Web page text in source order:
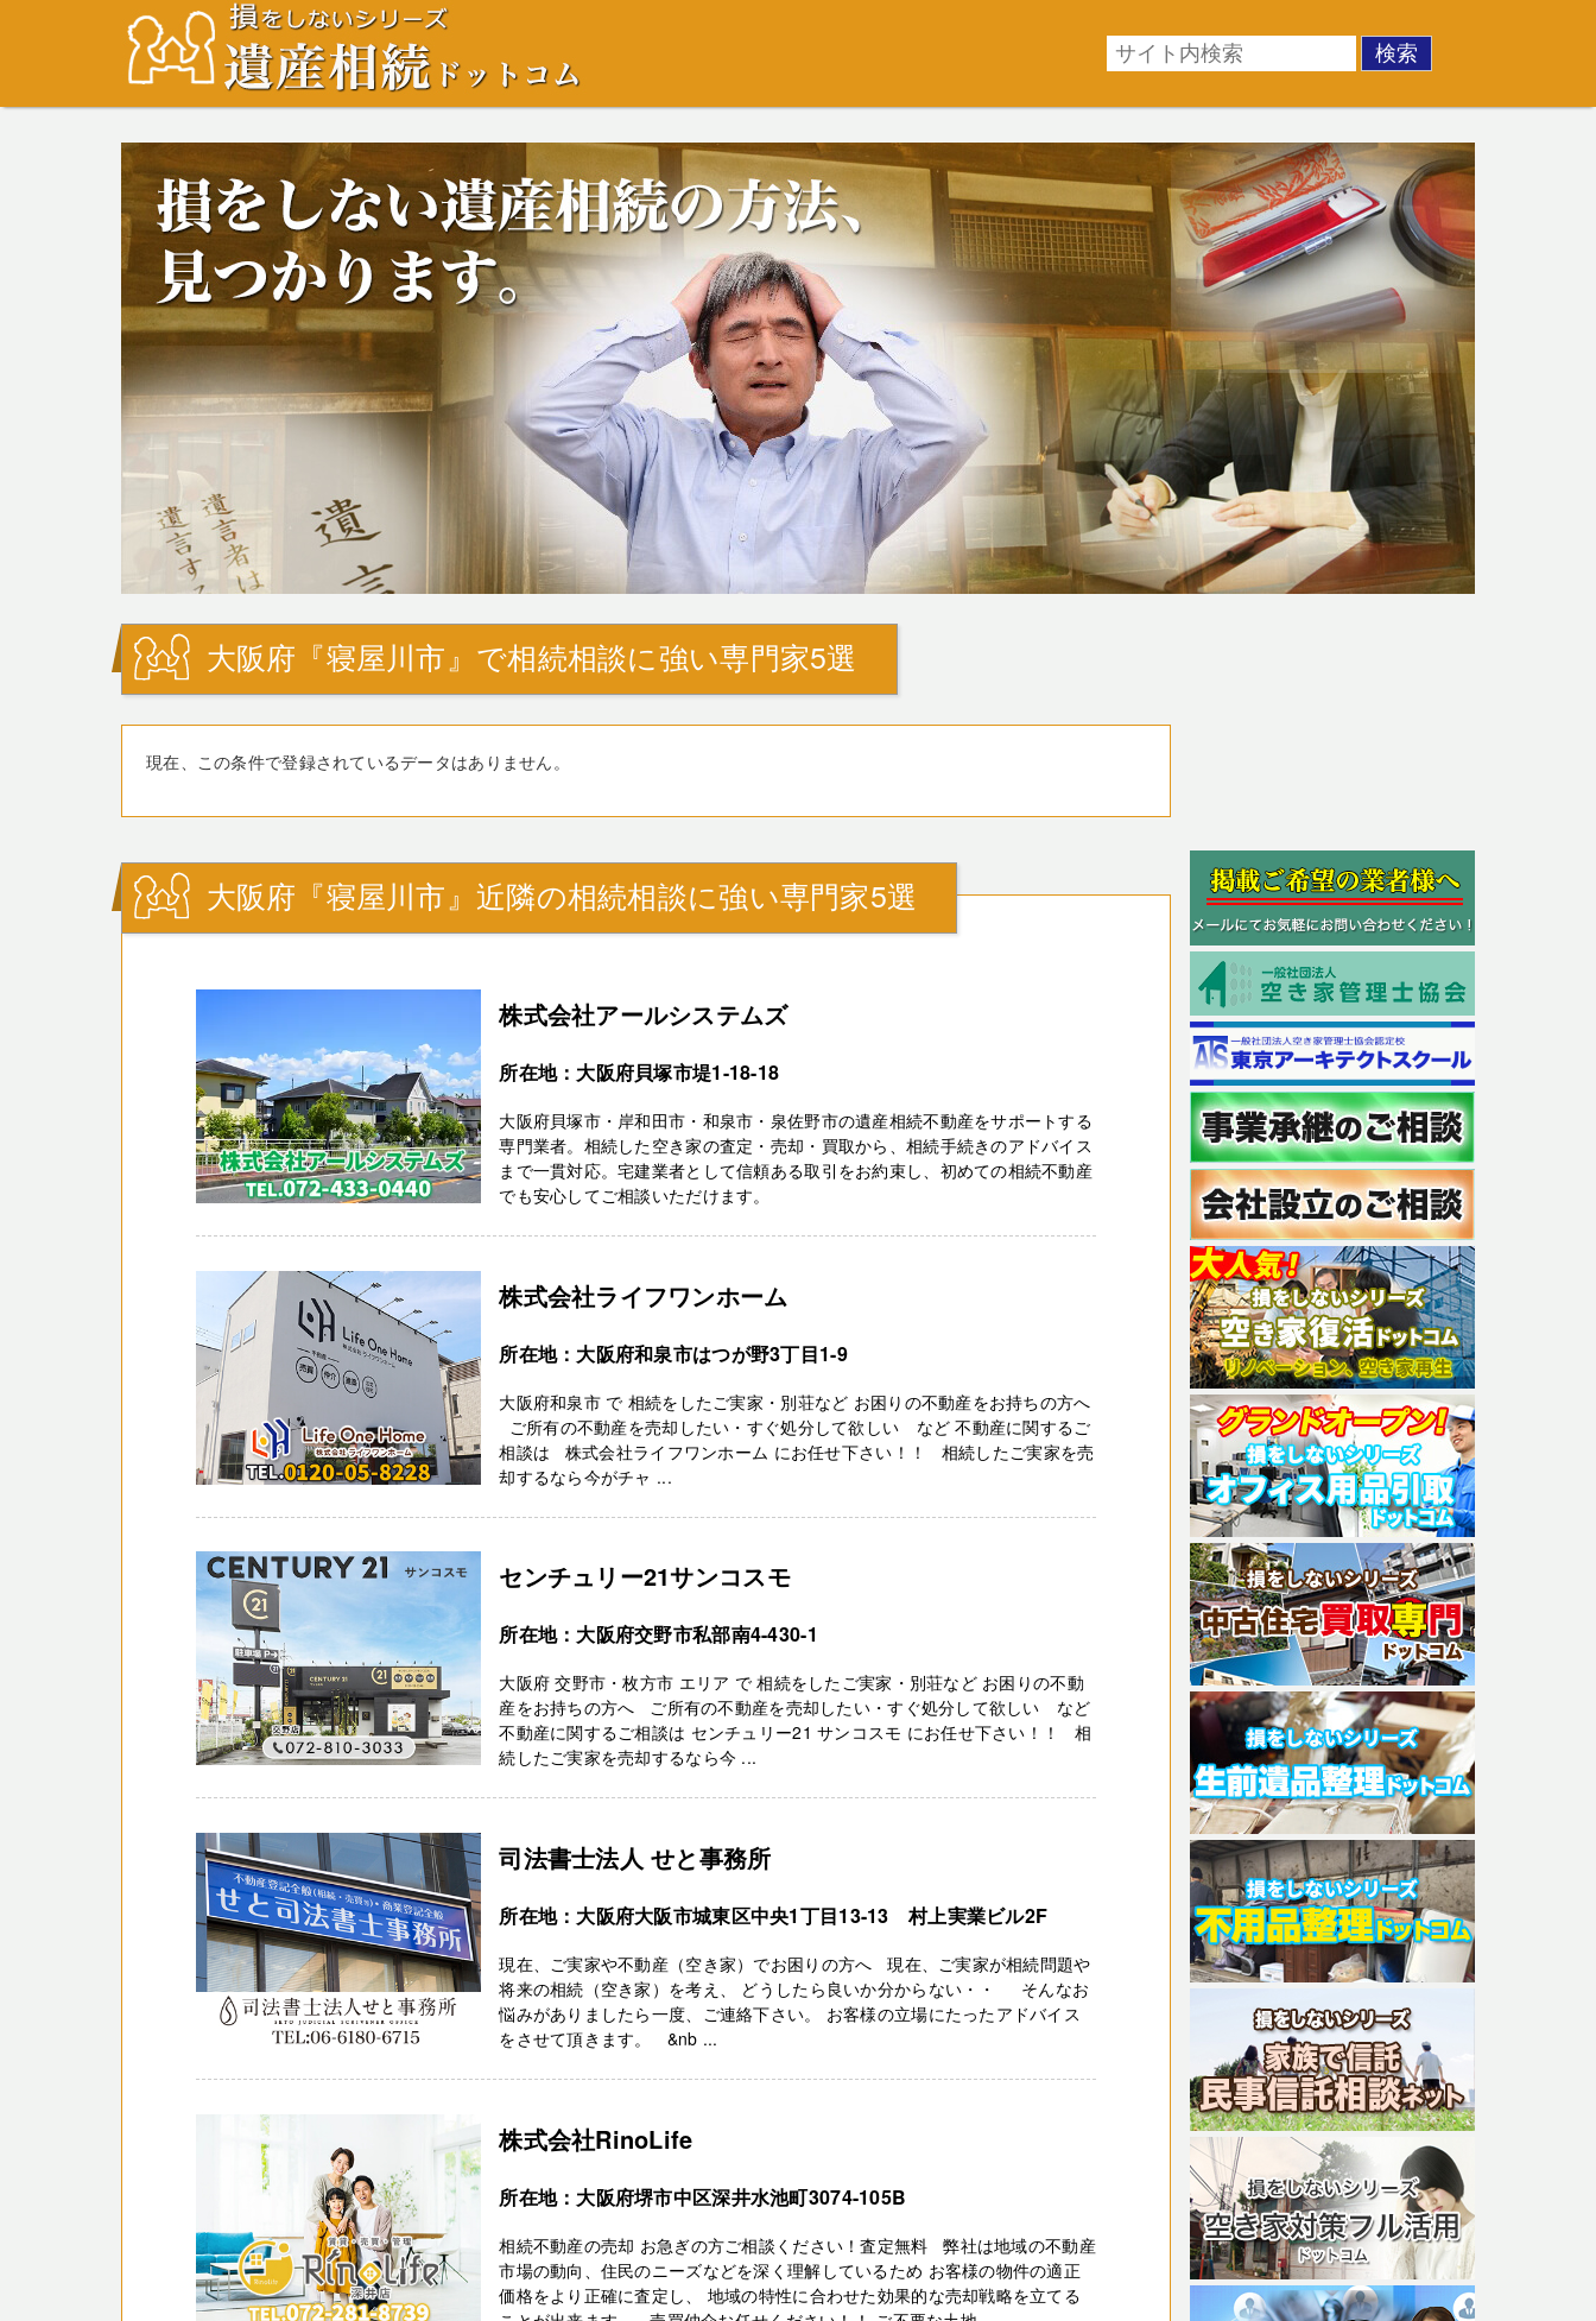
大阪府『寝屋川市』で相続相談に強い専門家5選
現在、この条件で登録されているデータはありません。
大阪府『寝屋川市』近隣の相続相談に強い専門家5選
株式会社アールシステムズ
所在地：大阪府貝塚市堤1-18-18
大阪府貝塚市・岸和田市・和泉市・泉佐野市の遺産相続不動産をサポートする
専門業者。相続した空き家の査定・売却・買取から、相続手続きのアドバイス
まで一貫対応。宅建業者として信頼ある取引をお約束し、初めての相続不動産
でも安心してご相談いただけます。
株式会社ライフワンホーム
所在地：大阪府和泉市はつが野3丁目1-9
大阪府和泉市 で 相続をしたご実家・別荘など お困りの不動産をお持ちの方へ
ご所有の不動産を売却したい・すぐ処分して欲しい など 不動産に関するご
相談は 株式会社ライフワンホーム にお任せ下さい！！ 相続したご実家を売
却するなら今がチャ ...
センチュリー21サンコスモ
所在地：大阪府交野市私部南4-430-1
大阪府 交野市・枚方市 エリア で 相続をしたご実家・別荘など お困りの不動
産をお持ちの方へ ご所有の不動産を売却したい・すぐ処分して欲しい など
不動産に関するご相談は センチュリー21 サンコスモ にお任せ下さい！！ 相
続したご実家を売却するなら今 ...
司法書士法人 せと事務所
所在地：大阪府大阪市城東区中央1丁目13-13 村上実業ビル2F
現在、ご実家や不動産（空き家）でお困りの方へ 現在、ご実家が相続問題や
将来の相続（空き家）を考え、 どうしたら良いか分からない・・ そんなお
悩みがありましたら一度、ご連絡下さい。 お客様の立場にたったアドバイス
をさせて頂きます。 &nb ...
株式会社RinoLife
所在地：大阪府堺市中区深井水池町3074-105B
相続不動産の売却 お急ぎの方ご相談ください！査定無料 弊社は地域の不動産
市場の動向、住民のニーズなどを深く理解しているため お客様の物件の適正
価格をより正確に査定し、 地域の特性に合わせた効果的な売却戦略を立てる